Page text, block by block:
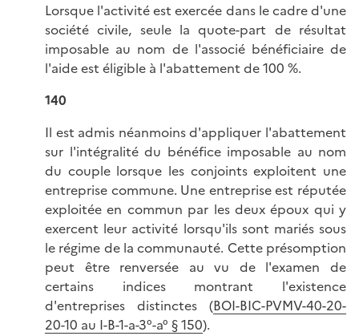
Lorsque l'activité est exercée dans le cadre d'une
société civile, seule la quote-part de résultat
imposable au nom de l'associé bénéficiaire de
l'aide est éligible à l'abattement de 100 %.
140
Il est admis néanmoins d'appliquer l'abattement
sur l'intégralité du bénéfice imposable au nom
du couple lorsque les conjoints exploitent une
entreprise commune. Une entreprise est réputée
exploitée en commun par les deux époux qui y
exercent leur activité lorsqu'ils sont mariés sous
le régime de la communauté. Cette présomption
peut être renversée au vu de l'examen de
certains indices montrant l'existence
d'entreprises distinctes (BOI-BIC-PVMV-40-20-
20-10 au I-B-1-a-3°-a° § 150).